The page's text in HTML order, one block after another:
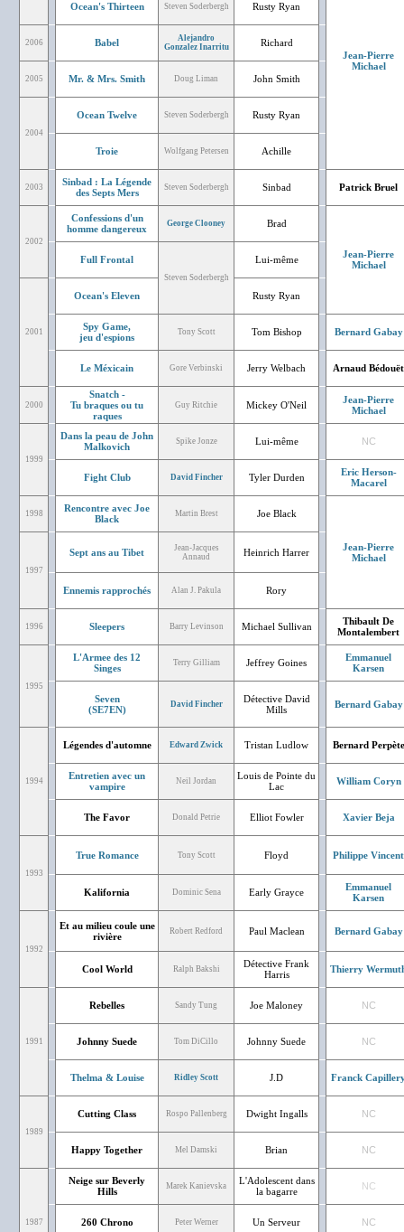
Jean-Pierre
Michael
Ocean's Thirteen Steven Soderbergh Rusty Ryan
2006 Babel
Alejandro
Gonzalez Inarritu
Richard
2005 Mr. & Mrs. Smith Doug Liman John Smith
2004
Ocean Twelve Steven Soderbergh Rusty Ryan
Troie Wolfgang Petersen Achille
2003
Sinbad : La Légende
des Septs Mers
Steven Soderbergh Sinbad Patrick Bruel
2002
Confessions d'un
homme dangereux
George Clooney Brad
Jean-Pierre
Michael
Full Frontal
Steven Soderbergh
Lui-même
2001
Ocean's Eleven Rusty Ryan
Spy Game,
jeu d'espions
Tony Scott Tom Bishop Bernard Gabay
Le Méxicain Gore Verbinski Jerry Welbach Arnaud Bédouët
2000
Snatch -
Tu braques ou tu
raques
Guy Ritchie Mickey O'Neil
Jean-Pierre
Michael
1999
Dans la peau de John
Malkovich
Spike Jonze Lui-même NC
Fight Club David Fincher Tyler Durden
Eric Herson-
Macarel
1998
Rencontre avec Joe
Black
Martin Brest Joe Black
Jean-Pierre
Michael
1997
Sept ans au Tibet
Jean-Jacques
Annaud
Heinrich Harrer
Ennemis rapprochés Alan J. Pakula Rory
1996 Sleepers Barry Levinson Michael Sullivan
Thibault De
Montalembert
1995
L'Armee des 12
Singes
Terry Gilliam Jeffrey Goines
Emmanuel
Karsen
Seven
(SE7EN)
David Fincher
Détective David
Mills
Bernard Gabay
1994
Légendes d'automne Edward Zwick Tristan Ludlow Bernard Perpète
Entretien avec un
vampire
Neil Jordan
Louis de Pointe du
Lac
William Coryn
The Favor Donald Petrie Elliot Fowler Xavier Beja
1993
True Romance Tony Scott Floyd Philippe Vincent
Kalifornia Dominic Sena Early Grayce
Emmanuel
Karsen
1992
Et au milieu coule une
rivière
Robert Redford Paul Maclean Bernard Gabay
Cool World Ralph Bakshi
Détective Frank
Harris
Thierry
1991
Rebelles Sandy Tung Joe Maloney NC
Johnny Suede Tom DiCillo Johnny Suede NC
Thelma & Louise Ridley Scott J.D Franck
1989
Cutting Class Rospo Pallenberg Dwight Ingalls NC
Happy Together Mel Damski Brian NC
1987
Neige sur Beverly
Hills
Marek Kanievska
L'Adolescent dans
la bagarre
NC
260 Chrono Peter Werner Un Serveur NC